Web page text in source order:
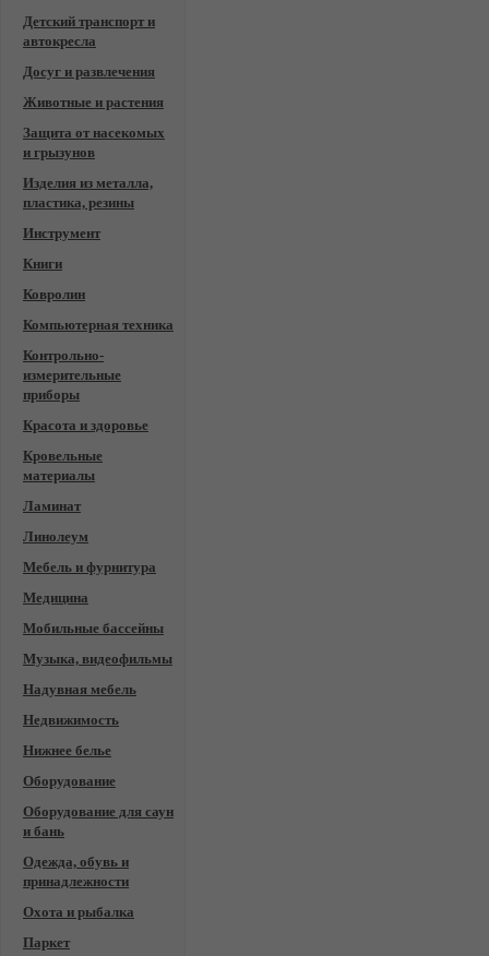
Детский транспорт и
автокресла
Досуг и развлечения
Животные и растения
Защита от насекомых
и грызунов
Изделия из металла,
пластика, резины
Инструмент
Книги
Ковролин
Компьютерная техника
Контрольно-
измерительные
приборы
Красота и здоровье
Кровельные
материалы
Ламинат
Линолеум
Мебель и фурнитура
Медицина
Мобильные бассейны
Музыка, видеофильмы
Надувная мебель
Недвижимость
Нижнее белье
Оборудование
Оборудование для саун
и бань
Одежда, обувь и
принадлежности
Охота и рыбалка
Паркет